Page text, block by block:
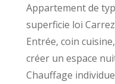
Appartement de
superficie loi Carrez
Entrée, coin
créer un espace
Chauffage